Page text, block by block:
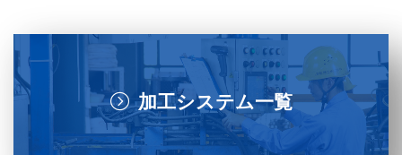
加工システム一覧